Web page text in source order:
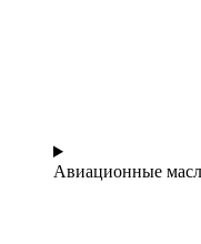
Авиационные